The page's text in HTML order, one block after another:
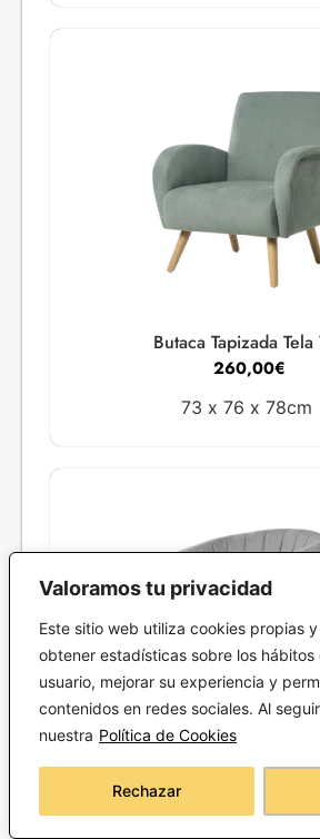
Valoramos tu privacidad
Este sitio web utiliza cookies propias
obtener estadísticas sobre los
usuario, mejorar su experiencia y
contenidos en redes sociales. Al
nuestra Política de Cookies
Rechazar
Butaca Tapizada Tela
260,00€
73 x 76 x 78cm
Butaca Tapizada Gris
487,52€ 316,89